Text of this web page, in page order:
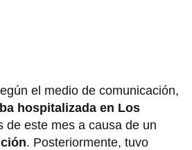
el medio de comunicación,
hospitalizada en Los
de este mes a causa de un
. Posteriormente, tuvo